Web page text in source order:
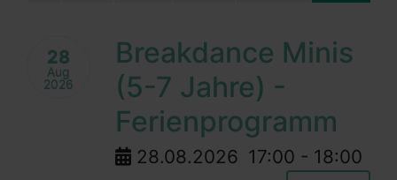
28
Aug
2026
Breakdance Minis
(5-7 Jahre) -
Ferienprogramm
28.08.2026 17:00 - 18:00